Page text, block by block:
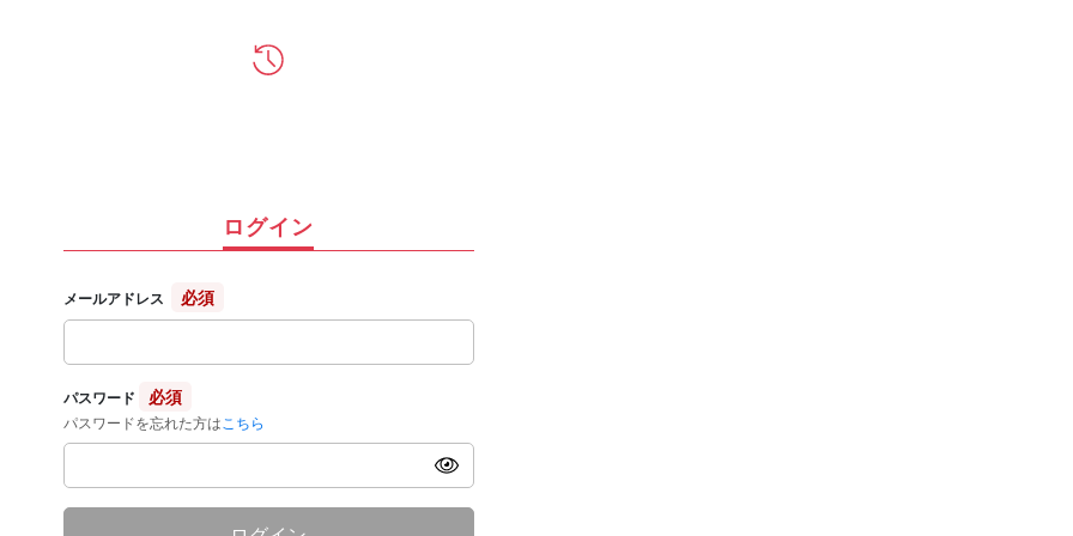
ログイン
メールアドレス 必須
パスワード 必須
パスワードを忘れた方は こちら